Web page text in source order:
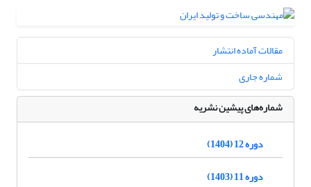
مقالات آماده انتشار
شماره جاری
شماره‌های پیشین نشریه
دوره 12 (1404)
دوره 11 (1403)